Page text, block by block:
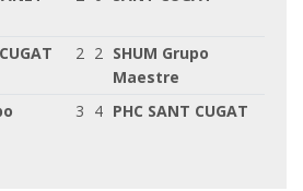
2 2 SHUM Grupo
Maestre
3 4 PHC SANT CUGAT